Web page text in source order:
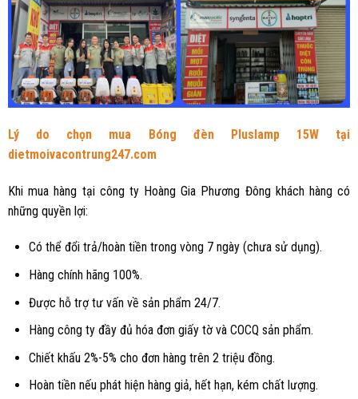
Lý do chọn mua Bóng đèn Pluslamp 15W tại
dietmoivacontrung247.com
Khi mua hàng tại công ty Hoàng Gia Phương Đông khách hàng có
những quyền lợi:
Có thể đổi trả/hoàn tiền trong vòng 7 ngày (chưa sử dụng).
Hàng chính hãng 100%.
Được hỗ trợ tư vấn về sản phẩm 24/7.
Hàng công ty đầy đủ hóa đơn giấy tờ và COCQ sản phẩm.
Chiết khấu 2%-5% cho đơn hàng trên 2 triệu đồng.
Hoàn tiền nếu phát hiện hàng giả, hết hạn, kém chất lượng.